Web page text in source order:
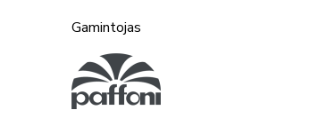
Gamintojas